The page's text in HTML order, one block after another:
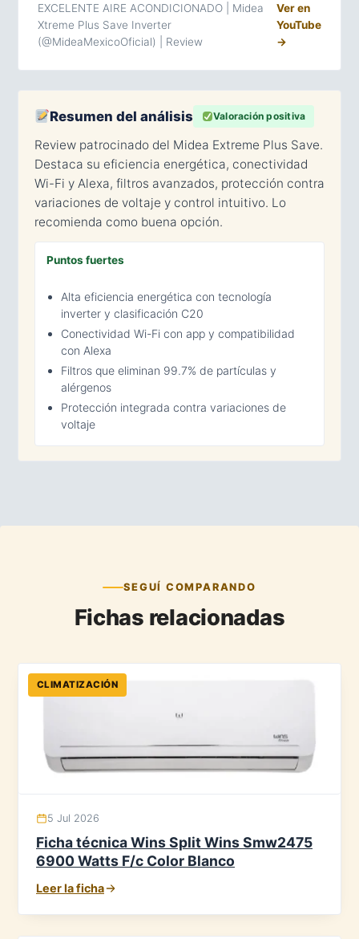
EXCELENTE AIRE ACONDICIONADO | Midea
Xtreme Plus Save Inverter
(@MideaMexicoOficial) | Review
Ver en
YouTube
→
Resumen del análisis Valoración positiva
Review patrocinado del Midea Extreme Plus Save.
Destaca su eficiencia energética, conectividad
Wi-Fi y Alexa, filtros avanzados, protección contra
variaciones de voltaje y control intuitivo. Lo
recomienda como buena opción.
Puntos fuertes
Alta eficiencia energética con tecnología
inverter y clasificación C20
Conectividad Wi-Fi con app y compatibilidad
con Alexa
Filtros que eliminan 99.7% de partículas y
alérgenos
Protección integrada contra variaciones de
voltaje
SEGUÍ COMPARANDO
Fichas relacionadas
CLIMATIZACIÓN
5 Jul 2026
Ficha técnica Wins Split Wins Smw2475
6900 Watts F/c Color Blanco
Leer la ficha